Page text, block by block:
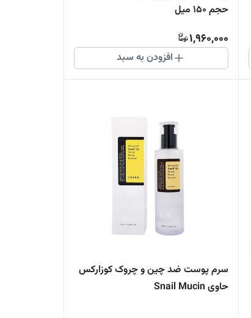
حجم 150 میل
1,960,000
افزودن به سبد
سرم پوست ضد چین و چروک کوزارکس
حاوی Snail Mucin